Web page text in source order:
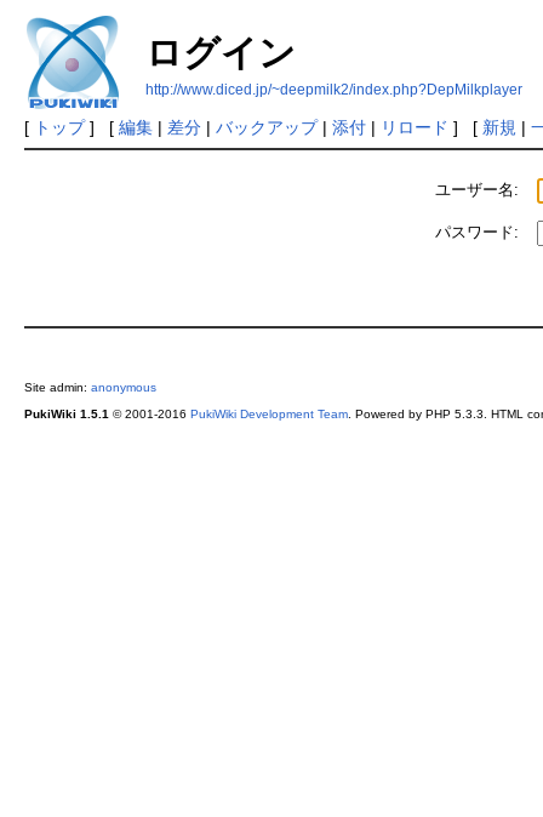
ログイン
http://www.diced.jp/~deepmilk2/index.php?DepMilkplayer
[ トップ] [ 編集| 差分| バックアップ| 添付| リロード ] [ 新規 |
ユーザー名:
パスワード:
Site admin: anonymous
PukiWiki 1.5.1 © 2001-2016 PukiWiki Development Team. Powered by PHP 5.3.3. HTML